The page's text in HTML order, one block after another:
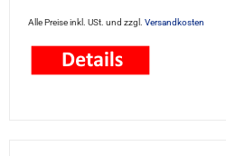
Alle Preise inkl. USt. und zzgl. Versandkosten